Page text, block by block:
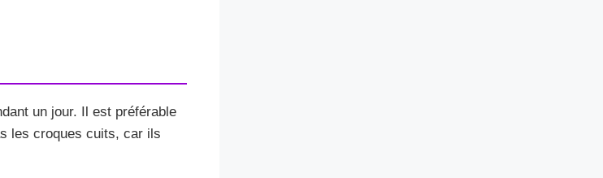
un jour. Il est préférable
les croques cuits, car ils